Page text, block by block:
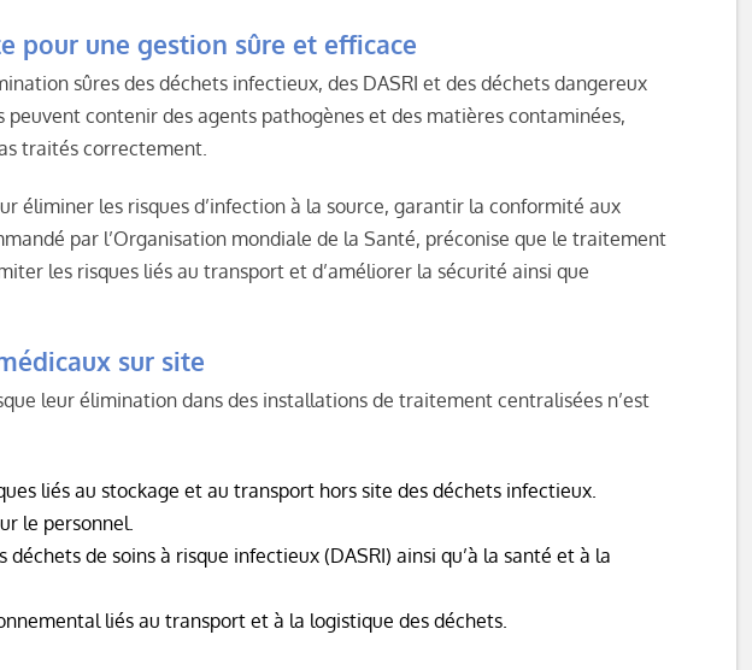
pour une gestion sûre et efficace
sûres des déchets infectieux, des DASRI et des déchets dangereux
contenir des agents pathogènes et des matières contaminées,
traités correctement.
éliminer les risques d’infection à la source, garantir la conformité aux
par l’Organisation mondiale de la Santé, préconise que le traitement
les risques liés au transport et d’améliorer la sécurité ainsi que
sur site
leur élimination dans des installations de traitement centralisées n’est
liés au stockage et au transport hors site des déchets infectieux.
le personnel.
de soins à risque infectieux (DASRI) ainsi qu’à la santé et à la
liés au transport et à la logistique des déchets.